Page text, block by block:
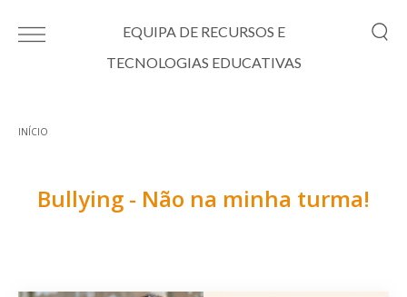
EQUIPA DE RECURSOS E
TECNOLOGIAS EDUCATIVAS
INÍCIO
Bullying - Não na minha turma!